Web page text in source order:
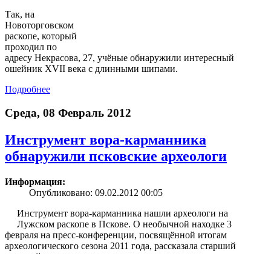
Так, на
Новоторговском
раскопе, который
проходил по
адресу Некрасова, 27, учёные обнаружили интересный
ошейник XVII века с длинными шипами.
Подробнее
Среда, 08 Февраль 2012
Инструмент вора-карманника
обнаружили псковские археологи
Информация:
Опубликовано: 09.02.2012 00:05
Инструмент вора-карманника нашли археологи на
Лужском раскопе в Пскове. О необычной находке 3
февраля на пресс-конференции, посвящённой итогам
археологического сезона 2011 года, рассказала старший